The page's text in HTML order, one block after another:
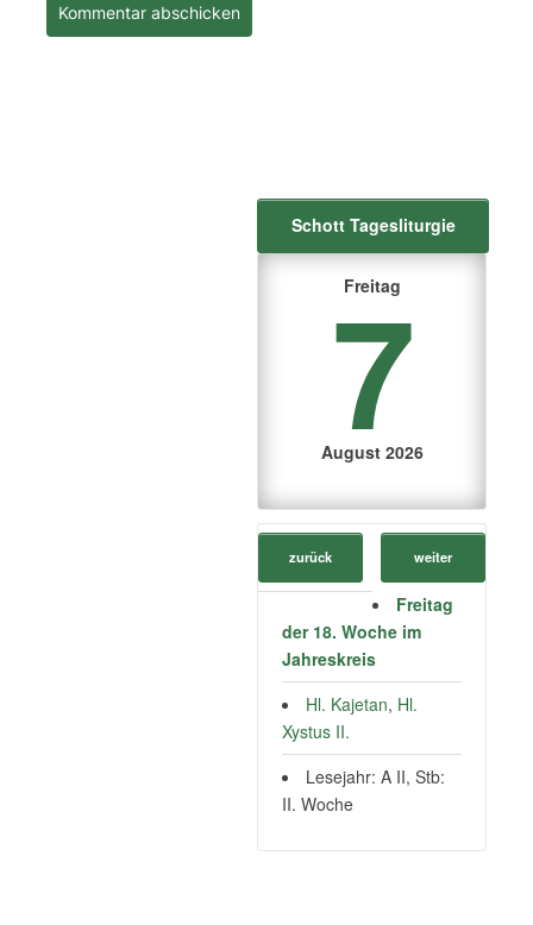
Schott Tagesliturgie
Freitag
7
August 2026
zurück weiter
Freitag
der 18. Woche im
Jahreskreis
Hl. Kajetan, Hl.
Xystus II.
Lesejahr: A II, Stb:
II. Woche